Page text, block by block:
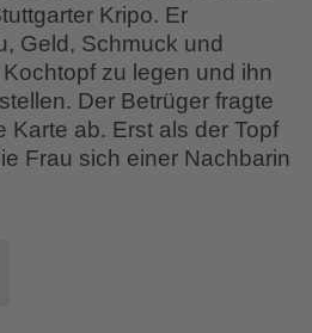
Kripo. Er
Geld, Schmuck und
zu legen und ihn
Der Betrüger fragte
Karte ab. Erst als der Topf
Frau sich einer Nachbarin